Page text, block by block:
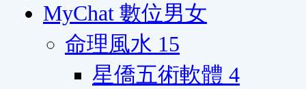
MyChat 數位男女
命理風水 15
星僑五術軟體 4